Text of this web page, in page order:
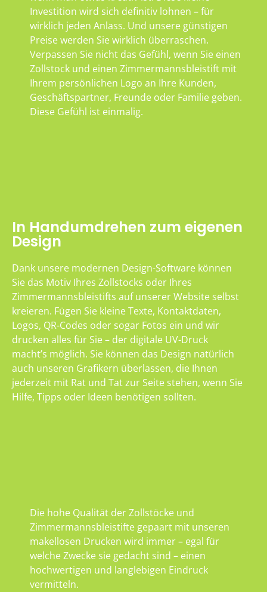
Investition wird sich definitiv lohnen – für
wirklich jeden Anlass. Und unsere günstigen
Preise werden Sie wirklich überraschen.
Verpassen Sie nicht das Gefühl, wenn Sie einen
Zollstock und einen Zimmermannsbleistift mit
Ihrem persönlichen Logo an Ihre Kunden,
Geschäftspartner, Freunde oder Familie geben.
Diese Gefühl ist einmalig.
In Handumdrehen zum eigenen
Design
Dank unsere modernen Design-Software können
Sie das Motiv Ihres Zollstocks oder Ihres
Zimmermannsbleistifts auf unserer Website selbst
kreieren. Fügen Sie kleine Texte, Kontaktdaten,
Logos, QR-Codes oder sogar Fotos ein und wir
drucken alles für Sie – der digitale UV-Druck
macht’s möglich. Sie können das Design natürlich
auch unseren Grafikern überlassen, die Ihnen
jederzeit mit Rat und Tat zur Seite stehen, wenn Sie
Hilfe, Tipps oder Ideen benötigen sollten.
Die hohe Qualität der Zollstöcke und
Zimmermannsbleistifte gepaart mit unseren
makellosen Drucken wird immer – egal für
welche Zwecke sie gedacht sind – einen
hochwertigen und langlebigen Eindruck
vermitteln.